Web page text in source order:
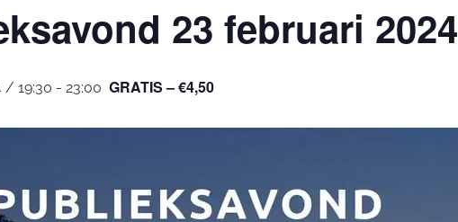
23 februari 2024
/ 19:30 - 23:00 GRATIS – €4,50